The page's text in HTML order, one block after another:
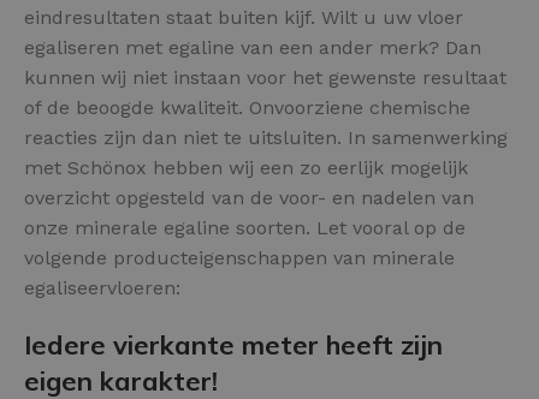
eindresultaten staat buiten kijf. Wilt u uw vloer
egaliseren met egaline van een ander merk? Dan
kunnen wij niet instaan voor het gewenste resultaat
of de beoogde kwaliteit. Onvoorziene chemische
reacties zijn dan niet te uitsluiten. In samenwerking
met Schönox hebben wij een zo eerlijk mogelijk
overzicht opgesteld van de voor- en nadelen van
onze minerale egaline soorten. Let vooral op de
volgende producteigenschappen van minerale
egaliseervloeren:
Iedere vierkante meter heeft zijn
eigen karakter!